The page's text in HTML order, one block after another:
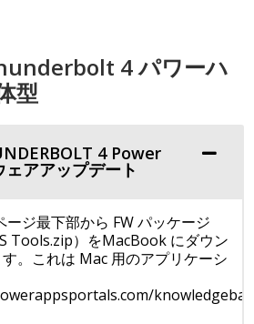
4 パワーハ
型
4 Power
アアップデート
ージ最下部から FW パッケージ
Tools.zip）をMacBook にダウン
。これは Mac 用のアプリケーシ